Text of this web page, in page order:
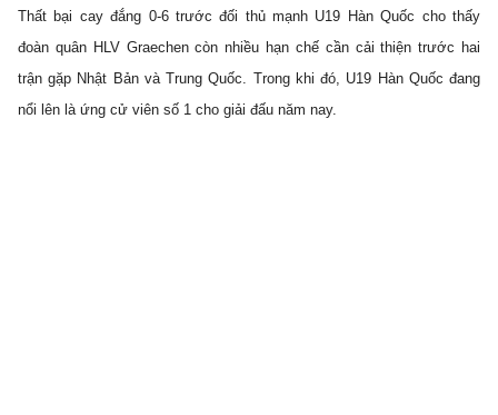
Thất bại cay đắng 0-6 trước đối thủ mạnh U19 Hàn Quốc cho thấy
đoàn quân HLV Graechen còn nhiều hạn chế cần cải thiện trước hai
trận gặp Nhật Bản và Trung Quốc. Trong khi đó, U19 Hàn Quốc đang
nổi lên là ứng cử viên số 1 cho giải đấu năm nay.